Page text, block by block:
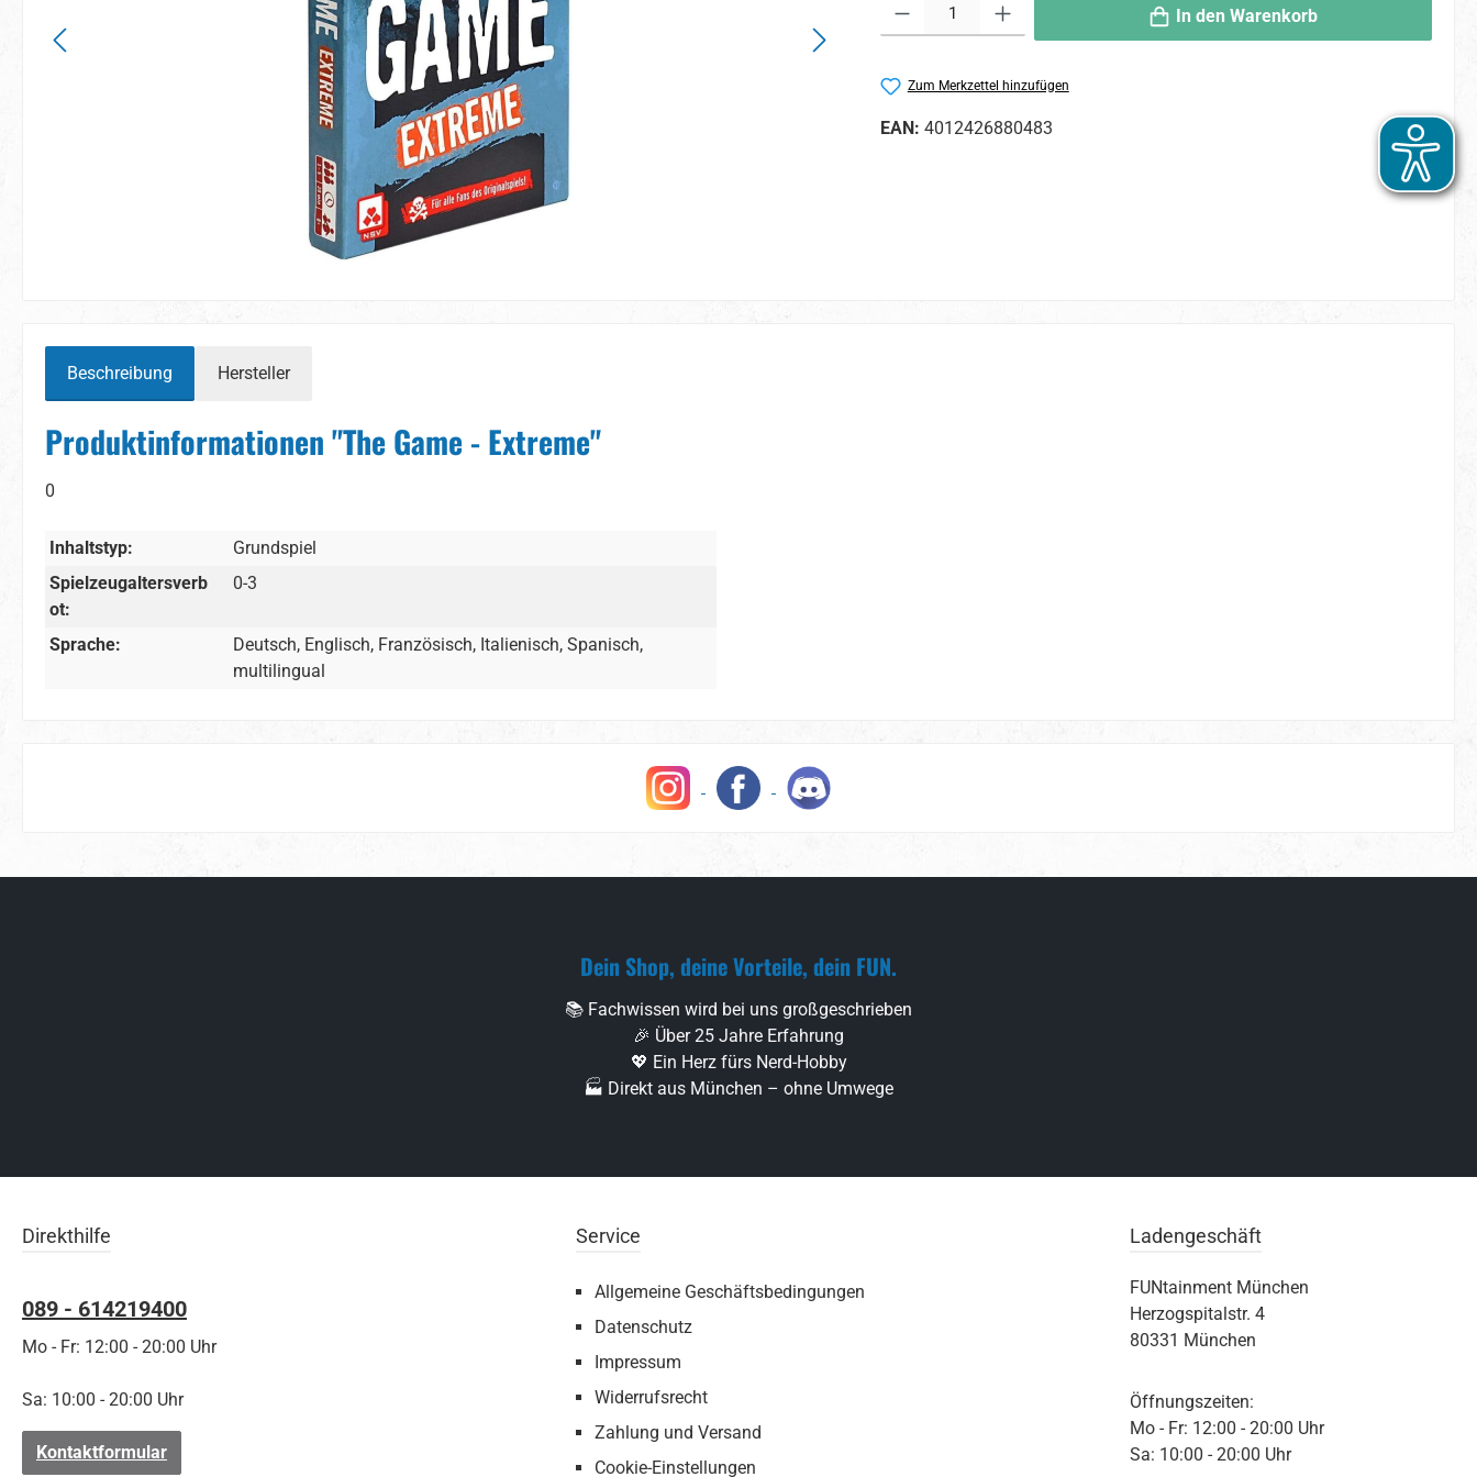
In den Warenkorb
Zum Merkzettel hinzufügen
EAN: 4012426880483
Beschreibung Hersteller
Produktinformationen "The Game - Extreme"
0
Inhaltstyp:
Grundspiel
Spielzeugaltersverb
ot:
0-3
Sprache:
Deutsch, Englisch, Französisch, Italienisch, Spanisch,
multilingual
Dein Shop, deine Vorteile, dein FUN.
📚 Fachwissen wird bei uns großgeschrieben
🎉 Über 25 Jahre Erfahrung
💖 Ein Herz fürs Nerd-Hobby
🏭 Direkt aus München – ohne Umwege
Direkthilfe
089 - 614219400
Mo - Fr: 12:00 - 20:00 Uhr
Sa: 10:00 - 20:00 Uhr
Kontaktformular
Service
Allgemeine Geschäftsbedingungen
Datenschutz
Impressum
Widerrufsrecht
Zahlung und Versand
Cookie-Einstellungen
Ladengeschäft
FUNtainment München
Herzogspitalstr. 4
80331 München
Öffnungszeiten:
Mo - Fr: 12:00 - 20:00 Uhr
Sa: 10:00 - 20:00 Uhr